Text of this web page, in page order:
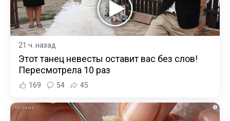
21 ч. назад
Этот танец невесты оставит вас без слов!
Пересмотрела 10 раз
169 54 45
i